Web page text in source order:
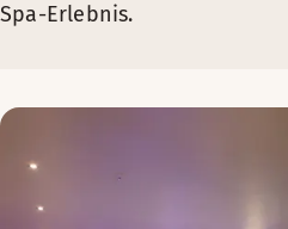
Spa-Erlebnis.